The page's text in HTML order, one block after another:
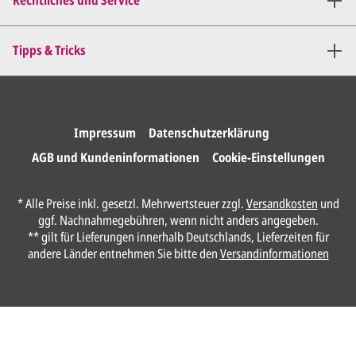
Tipps & Tricks
Impressum
Datenschutzerklärung
AGB und Kundeninformationen
Cookie-Einstellungen
* Alle Preise inkl. gesetzl. Mehrwertsteuer zzgl.Versandkosten und
ggf. Nachnahmegebühren, wenn nicht anders angegeben.
** gilt für Lieferungen innerhalb Deutschlands, Lieferzeiten für
andere Länder entnehmen Sie bitte denVersandinformationen